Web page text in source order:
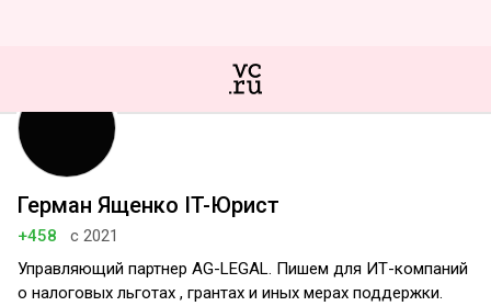
Герман Ященко IT-Юрист
+458
с 2021
Управляющий партнер AG-LEGAL. Пишем для ИТ-компаний
о налоговых льготах , грантах и иных мерах поддержки.